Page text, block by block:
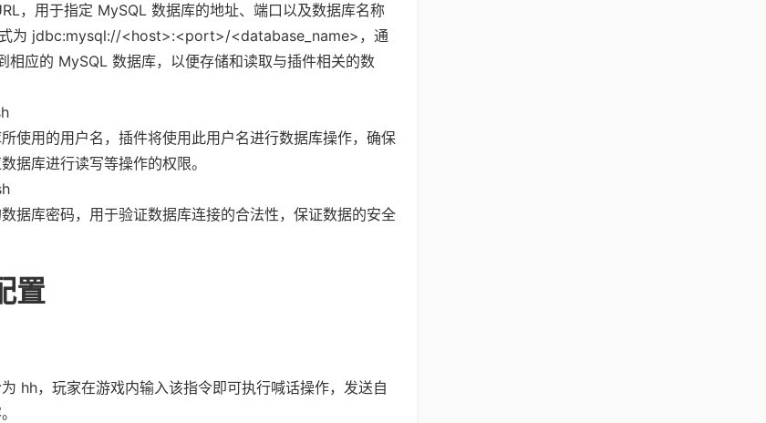
，用于指定 MySQL 数据库的地址、端口以及数据库名称
式为 jdbc:mysql://<host>:<port>/<database_name>，通
相应的 MySQL 数据库，以便存储和读取与插件相关的数
使用的用户名，插件将使用此用户名进行数据库操作，确保
据库进行读写等操作的权限。
据库密码，用于验证数据库连接的合法性，保证数据的安全
置
hh，玩家在游戏内输入该指令即可执行喊话操作，发送自